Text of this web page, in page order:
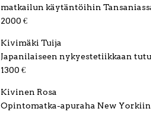
matkailun käytäntöihin
2000 €
Kivimäki Tuija
Japanilaiseen nykyestetiikkaan
1300 €
Kivinen Rosa
Opintomatka-apuraha New